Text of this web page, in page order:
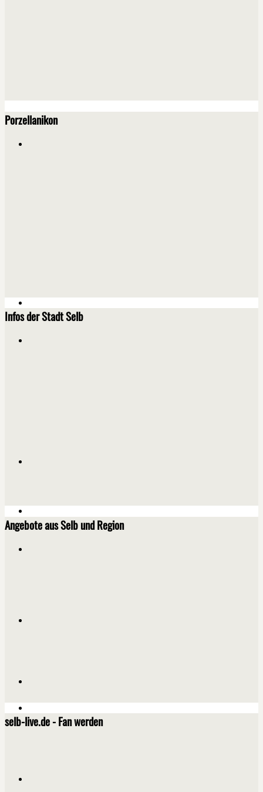
Porzellanikon
Infos der Stadt Selb
Angebote aus Selb und Region
selb-live.de - Fan werden